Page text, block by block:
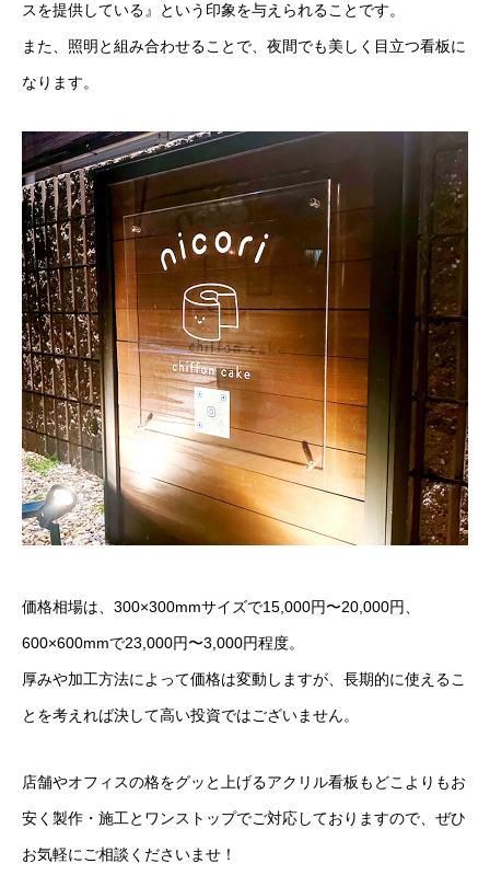
スを提供している』という印象を与えられることです。
また、照明と組み合わせることで、夜間でも美しく目立つ看板に
なります。
価格相場は、300×300mmサイズで15,000円〜20,000円、
600×600mmで23,000円〜3,000円程度。
厚みや加工方法によって価格は変動しますが、長期的に使えるこ
とを考えれば決して高い投資ではございません。
店舗やオフィスの格をグッと上げるアクリル看板もどこよりもお
安く製作・施工とワンストップでご対応しておりますので、ぜひ
お気軽にご相談くださいませ！